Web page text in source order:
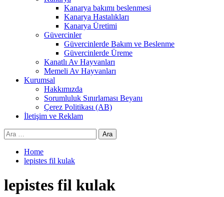
Kanarya bakımı beslenmesi
Kanarya Hastalıkları
Kanarya Üretimi
Güvercinler
Güvercinlerde Bakım ve Beslenme
Güvercinlerde Üreme
Kanatlı Av Hayvanları
Memeli Av Hayvanları
Kurumsal
Hakkımızda
Sorumluluk Sınırlaması Beyanı
Çerez Politikası (AB)
İletişim ve Reklam
Arama:
Home
lepistes fil kulak
lepistes fil kulak